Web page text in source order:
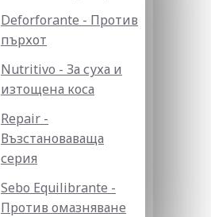
Deforforante - Против
пърхот
Nutritivo - За суха и
изтощена коса
Repair -
Възстановаваща
серия
Sebo Equilibrante -
Против омазняване